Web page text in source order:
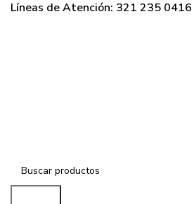
Líneas de Atención: 321 235 0416